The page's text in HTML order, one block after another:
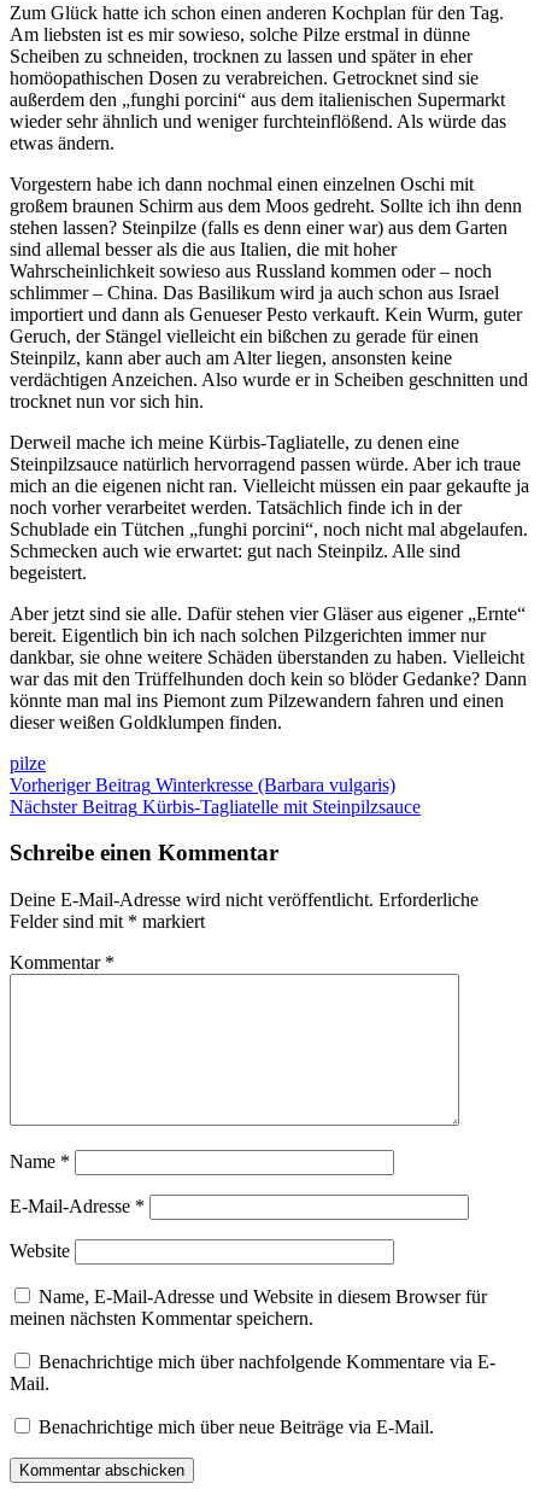
Zum Glück hatte ich schon einen anderen Kochplan für den Tag.
Am liebsten ist es mir sowieso, solche Pilze erstmal in dünne
Scheiben zu schneiden, trocknen zu lassen und später in eher
homöopathischen Dosen zu verabreichen. Getrocknet sind sie
außerdem den „funghi porcini“ aus dem italienischen Supermarkt
wieder sehr ähnlich und weniger furchteinflößend. Als würde das
etwas ändern.
Vorgestern habe ich dann nochmal einen einzelnen Oschi mit
großem braunen Schirm aus dem Moos gedreht. Sollte ich ihn denn
stehen lassen? Steinpilze (falls es denn einer war) aus dem Garten
sind allemal besser als die aus Italien, die mit hoher
Wahrscheinlichkeit sowieso aus Russland kommen oder – noch
schlimmer – China. Das Basilikum wird ja auch schon aus Israel
importiert und dann als Genueser Pesto verkauft. Kein Wurm, guter
Geruch, der Stängel vielleicht ein bißchen zu gerade für einen
Steinpilz, kann aber auch am Alter liegen, ansonsten keine
verdächtigen Anzeichen. Also wurde er in Scheiben geschnitten und
trocknet nun vor sich hin.
Derweil mache ich meine Kürbis-Tagliatelle, zu denen eine
Steinpilzsauce natürlich hervorragend passen würde. Aber ich traue
mich an die eigenen nicht ran. Vielleicht müssen ein paar gekaufte ja
noch vorher verarbeitet werden. Tatsächlich finde ich in der
Schublade ein Tütchen „funghi porcini“, noch nicht mal abgelaufen.
Schmecken auch wie erwartet: gut nach Steinpilz. Alle sind
begeistert.
Aber jetzt sind sie alle. Dafür stehen vier Gläser aus eigener „Ernte“
bereit. Eigentlich bin ich nach solchen Pilzgerichten immer nur
dankbar, sie ohne weitere Schäden überstanden zu haben. Vielleicht
war das mit den Trüffelhunden doch kein so blöder Gedanke? Dann
könnte man mal ins Piemont zum Pilzewandern fahren und einen
dieser weißen Goldklumpen finden.
pilze
Beitragsnavigation
Vorheriger Beitrag Winterkresse (Barbara vulgaris)
Nächster Beitrag Kürbis-Tagliatelle mit Steinpilzsauce
Schreibe einen Kommentar
Deine E-Mail-Adresse wird nicht veröffentlicht. Erforderliche
Felder sind mit * markiert
Kommentar *
Name *
E-Mail-Adresse *
Website
Name, E-Mail-Adresse und Website in diesem Browser für
meinen nächsten Kommentar speichern.
Benachrichtige mich über nachfolgende Kommentare via E-
Mail.
Benachrichtige mich über neue Beiträge via E-Mail.